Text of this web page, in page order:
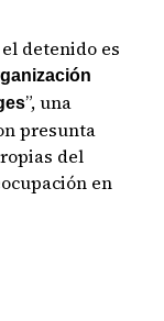
detenido es
”, una
presunta
del
en